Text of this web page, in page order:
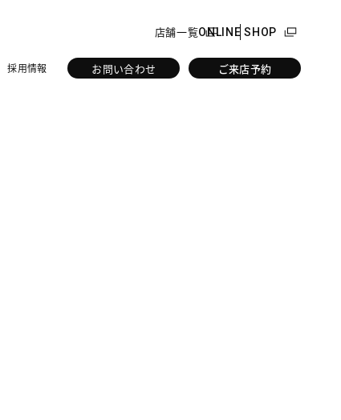
店舗一覧ONLINE SHOP
採用情報 お問い合わせ ご来店予約